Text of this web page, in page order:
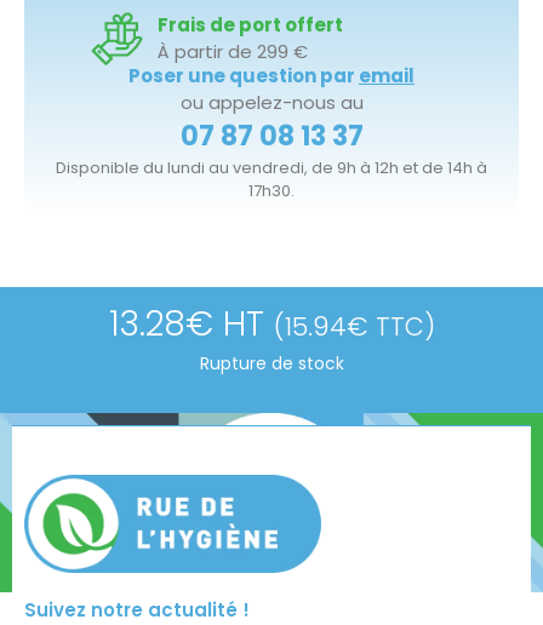
Frais de port offert
À partir de 299 €
Poser une question par email
ou appelez-nous au
07 87 08 13 37
Disponible du lundi au vendredi, de 9h à 12h et de 14h à
17h30.
13.28€ HT (15.94€ TTC)
Rupture de stock
Suivez notre actualité !